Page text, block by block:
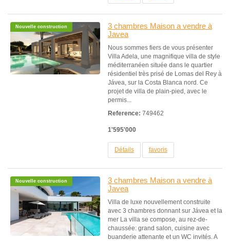
Nouvelle construction
3 chambres Maison a vendre à
Javea
Nous sommes fiers de vous présenter
Villa Adela, une magnifique villa de style
méditerranéen située dans le quartier
résidentiel très prisé de Lomas del Rey à
Jávea, sur la Costa Blanca nord. Ce
projet de villa de plain-pied, avec le
permis...
Reference: 749462
1'595'000
Détails favoris
Nouvelle construction
3 chambres Maison a vendre à
Javea
Villa de luxe nouvellement construite
avec 3 chambres donnant sur Jávea et la
mer La villa se compose, au rez-de-
chaussée: grand salon, cuisine avec
buanderie attenante et un WC invités. A